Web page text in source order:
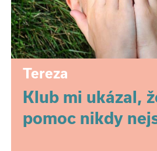
Tereza
Klub mi ukázal,
pomoc nikdy